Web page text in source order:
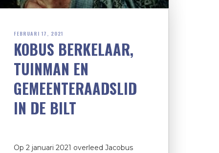
FEBRUARI 17, 2021
KOBUS BERKELAAR,
TUINMAN EN
GEMEENTERAADSLID
IN DE BILT
Op 2 januari 2021 overleed Jacobus